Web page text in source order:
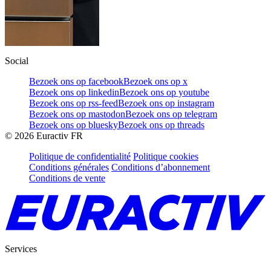
Social
Bezoek ons op facebookBezoek ons op x
Bezoek ons op linkedinBezoek ons op youtube
Bezoek ons op rss-feedBezoek ons op instagram
Bezoek ons op mastodonBezoek ons op telegram
Bezoek ons op blueskyBezoek ons op threads
© 2026 Euractiv FR
Politique de confidentialité Politique cookies
Conditions générales Conditions d’abonnement
Conditions de vente
Services